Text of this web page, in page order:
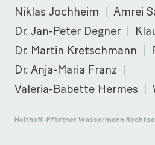
Niklas Jochheim
Amrei
Dr. Jan-Peter Degner
Dr. Martin Kretschmann
Dr. Anja-Maria Franz
Valeria-Babette Hermes
Holthoff-Pförtner Wassermann